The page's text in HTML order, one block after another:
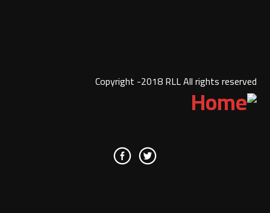
Copyright -2018 RLL All rights reserved